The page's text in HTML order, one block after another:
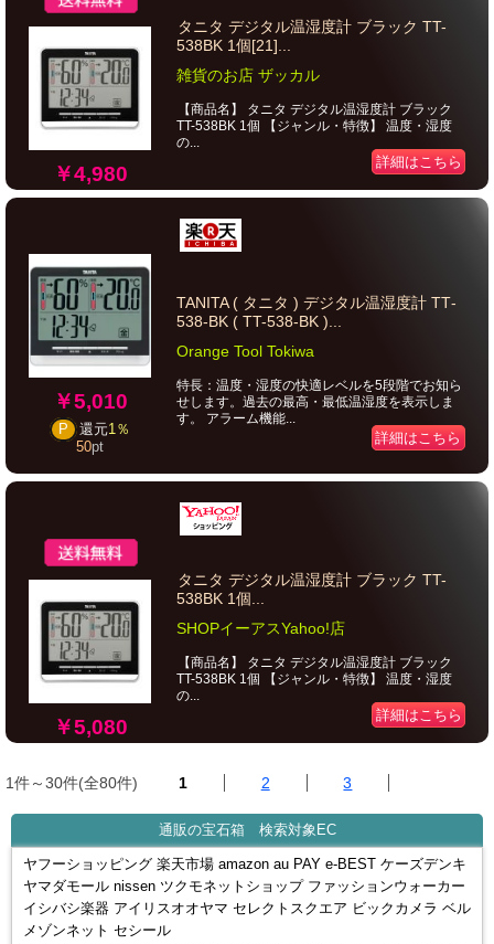
￥4,980
タニタ デジタル温湿度計 ブラック TT-
538BK 1個[21]...
雑貨のお店 ザッカル
【商品名】 タニタ デジタル温湿度計 ブラック
TT-538BK 1個 【ジャンル・特徴】 温度・湿度
の...
詳細はこちら
￥5,010
P 還元1％
50pt
TANITA ( タニタ ) デジタル温湿度計 TT‐
538‐BK ( TT-538-BK )...
Orange Tool Tokiwa
特長：温度・湿度の快適レベルを5段階でお知ら
せします。過去の最高・最低温湿度を表示しま
す。 アラーム機能...
詳細はこちら
￥5,080
タニタ デジタル温湿度計 ブラック TT-
538BK 1個...
SHOPイーアスYahoo!店
【商品名】 タニタ デジタル温湿度計 ブラック
TT-538BK 1個 【ジャンル・特徴】 温度・湿度
の...
詳細はこちら
1件～30件(全80件) 1 2 3
通販の宝石箱 検索対象EC
ヤフーショッピング 楽天市場 amazon au PAY e-BEST ケーズデンキ
ヤマダモール nissen ツクモネットショップ ファッションウォーカー
イシバシ楽器 アイリスオオヤマ セレクトスクエア ビックカメラ ベル
メゾンネット セシール